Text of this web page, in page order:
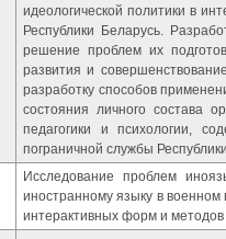
идеологической политики в
Республики Беларусь.
решение проблем их
развития и
разработку способов
состояния личного состава
педагогики и психологии,
пограничной службы
Исследование проблем
иностранному языку в военном
интерактивных форм и